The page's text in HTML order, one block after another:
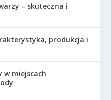
– skuteczna i
produkcja i
w miejscach